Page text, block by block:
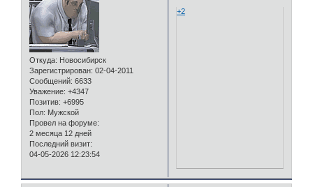
Откуда: Новосибирск
Зарегистрирован: 02-04-2011
Сообщений: 6633
Уважение: +4347
Позитив: +6995
Пол: Мужской
Провел на форуме:
2 месяца 12 дней
Последний визит:
04-05-2026 12:23:54
+2